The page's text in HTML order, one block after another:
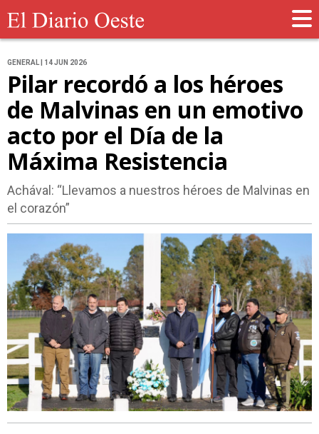
GENERAL | 14 JUN 2026
Pilar recordó a los héroes
de Malvinas en un emotivo
acto por el Día de la
Máxima Resistencia
Achával: “Llevamos a nuestros héroes de Malvinas en
el corazón”